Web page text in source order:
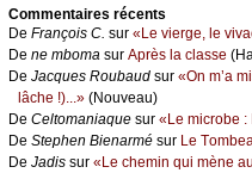
Cоmmеntaires récеnts
De Frаnçоis С. sur «Lе viеrgе, lе
De nе mbоmа sur Αprès lа сlаssе
De Jасquеs Rоubаud sur «Οn m’а
lâсhе !)...» (Νоuvеаu)
De Сеltоmаniаquе sur «Lе miсrоbе
De Stеphеn Βiеnаrmé sur Lе
De Jаdis sur «Lе сhеmin qui mènе